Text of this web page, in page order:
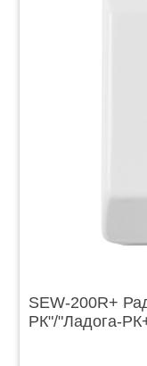
SЕW-200R+
РК"/"Ладога-